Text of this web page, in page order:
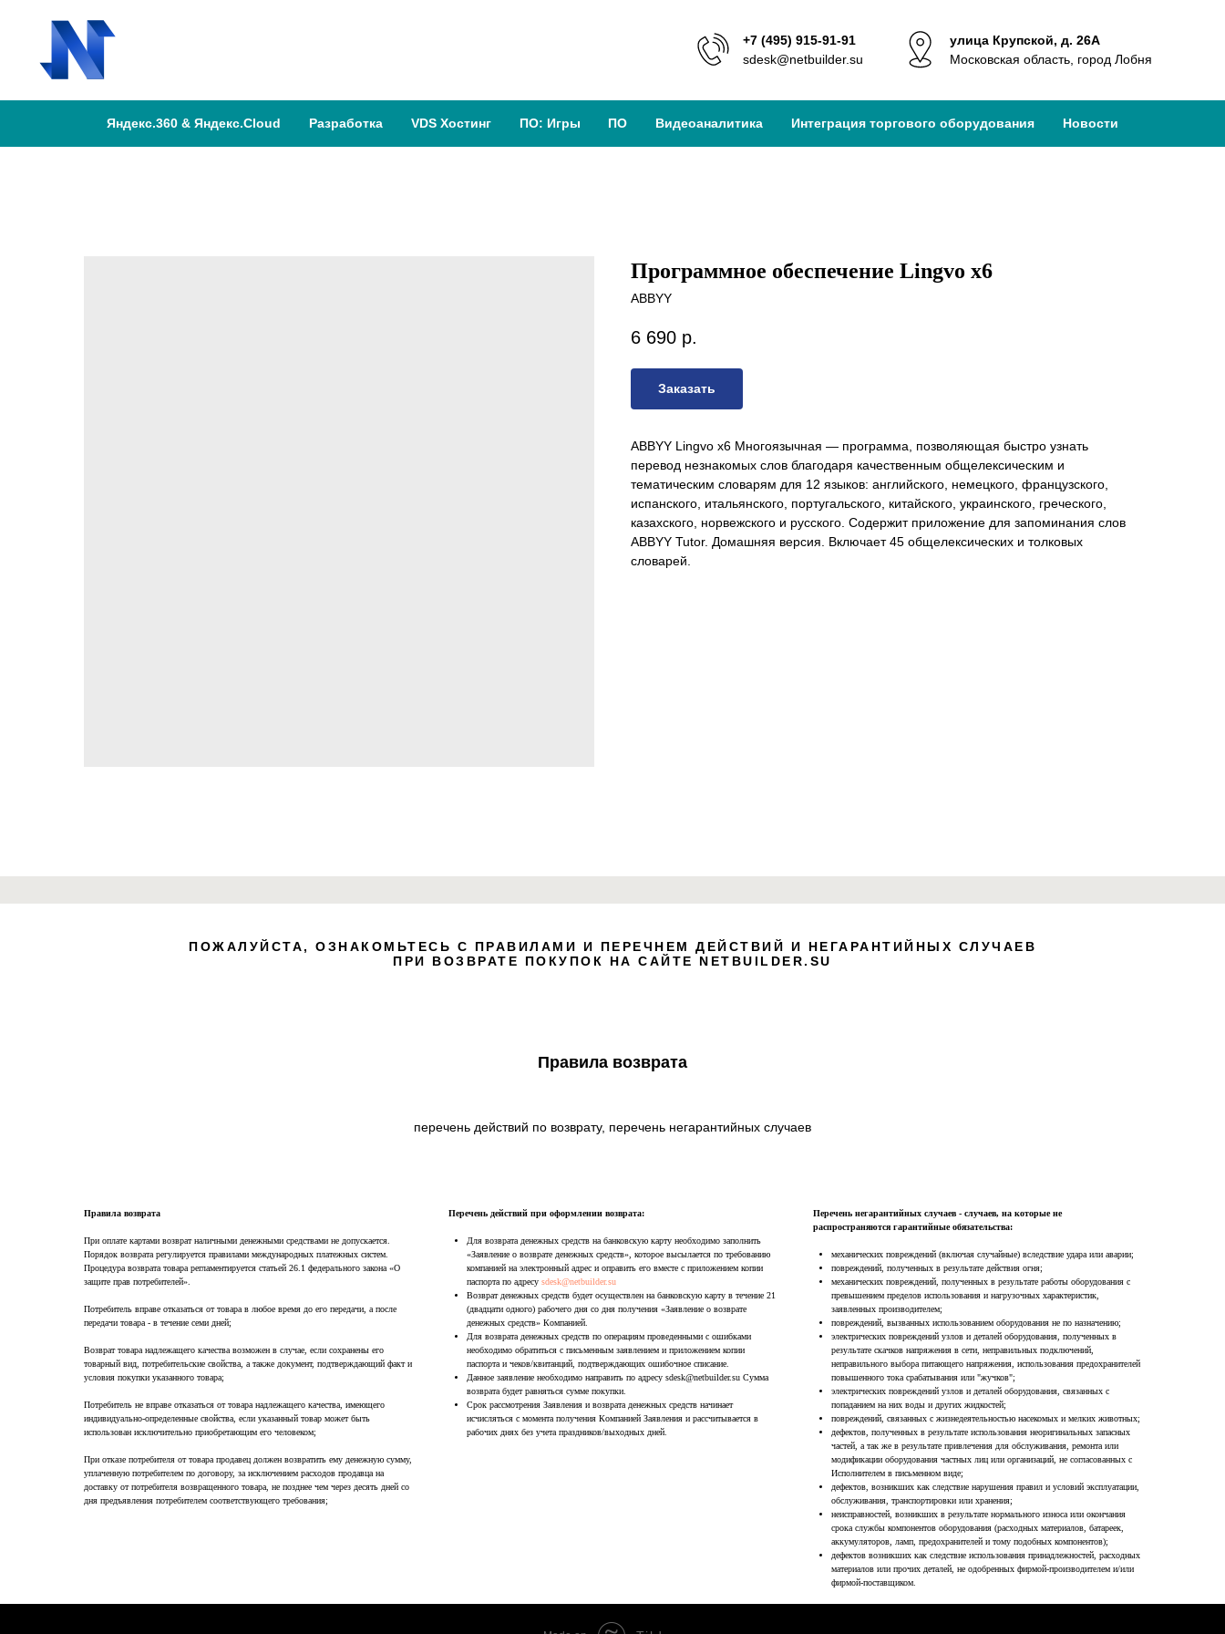
+7 (495) 915-91-91
sdesk@netbuilder.su
улица Крупской, д. 26А
Московская область, город Лобня
Яндекс.360 & Яндекс.Cloud Разработка VDS Хостинг ПО: Игры ПО Видеоаналитика Интеграция торгового оборудования Новости
Программное обеспечение Lingvo x6
ABBYY
6 690 р.
Заказать
ABBYY Lingvo x6 Многоязычная — программа, позволяющая быстро узнать
перевод незнакомых слов благодаря качественным общелексическим и
тематическим словарям для 12 языков: английского, немецкого, французского,
испанского, итальянского, португальского, китайского, украинского, греческого,
казахского, норвежского и русского. Содержит приложение для запоминания слов
ABBYY Tutor. Домашняя версия. Включает 45 общелексических и толковых
словарей.
Zero Block
Click "Block Editor" to enter the edit mode.
Tilda Publishing
ПОЖАЛУЙСТА, ОЗНАКОМЬТЕСЬ С ПРАВИЛАМИ И ПЕРЕЧНЕМ ДЕЙСТВИЙ И НЕГАРАНТИЙНЫХ СЛУЧАЕВ
ПРИ ВОЗВРАТЕ ПОКУПОК НА САЙТЕ NETBUILDER.SU
Правила возврата
перечень действий по возврату, перечень негарантийных случаев
Правила возврата
При оплате картами возврат наличными денежными средствами не допускается.
Порядок возврата регулируется правилами международных платежных систем.
Процедура возврата товара регламентируется статьей 26.1 федерального закона «О
защите прав потребителей».
Потребитель вправе отказаться от товара в любое время до его передачи, а после
передачи товара - в течение семи дней;
Возврат товара надлежащего качества возможен в случае, если сохранены его
товарный вид, потребительские свойства, а также документ, подтверждающий факт и
условия покупки указанного товара;
Потребитель не вправе отказаться от товара надлежащего качества, имеющего
индивидуально-определенные свойства, если указанный товар может быть
использован исключительно приобретающим его человеком;
При отказе потребителя от товара продавец должен возвратить ему денежную сумму,
уплаченную потребителем по договору, за исключением расходов продавца на
доставку от потребителя возвращенного товара, не позднее чем через десять дней со
дня предъявления потребителем соответствующего требования;
Перечень действий при оформлении возврата:
Для возврата денежных средств на банковскую карту необходимо заполнить
«Заявление о возврате денежных средств», которое высылается по требованию
компанией на электронный адрес и оправить его вместе с приложением копии
паспорта по адресу sdesk@netbuilder.su
Возврат денежных средств будет осуществлен на банковскую карту в течение 21
(двадцати одного) рабочего дня со дня получения «Заявление о возврате
денежных средств» Компанией.
Для возврата денежных средств по операциям проведенными с ошибками
необходимо обратиться с письменным заявлением и приложением копии
паспорта и чеков/квитанций, подтверждающих ошибочное списание.
Данное заявление необходимо направить по адресу sdesk@netbuilder.su Сумма
возврата будет равняться сумме покупки.
Срок рассмотрения Заявления и возврата денежных средств начинает
исчисляться с момента получения Компанией Заявления и рассчитывается в
рабочих днях без учета праздников/выходных дней.
Перечень негарантийных случаев - случаев, на которые не
распространяются гарантийные обязательства:
механических повреждений (включая случайные) вследствие удара или аварии;
повреждений, полученных в результате действия огня;
механических повреждений, полученных в результате работы оборудования с
превышением пределов использования и нагрузочных характеристик,
заявленных производителем;
повреждений, вызванных использованием оборудования не по назначению;
электрических повреждений узлов и деталей оборудования, полученных в
результате скачков напряжения в сети, неправильных подключений,
неправильного выбора питающего напряжения, использования предохранителей
повышенного тока срабатывания или "жучков";
электрических повреждений узлов и деталей оборудования, связанных с
попаданием на них воды и других жидкостей;
повреждений, связанных с жизнедеятельностью насекомых и мелких животных;
дефектов, полученных в результате использования неоригинальных запасных
частей, а так же в результате привлечения для обслуживания, ремонта или
модификации оборудования частных лиц или организаций, не согласованных с
Исполнителем в письменном виде;
дефектов, возникших как следствие нарушения правил и условий эксплуатации,
обслуживания, транспортировки или хранения;
неисправностей, возникших в результате нормального износа или окончания
срока службы компонентов оборудования (расходных материалов, батареек,
аккумуляторов, ламп, предохранителей и тому подобных компонентов);
дефектов возникших как следствие использования принадлежностей, расходных
материалов или прочих деталей, не одобренных фирмой-производителем и/или
фирмой-поставщиком.